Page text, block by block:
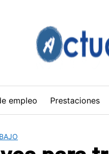
empleo Prestaciones